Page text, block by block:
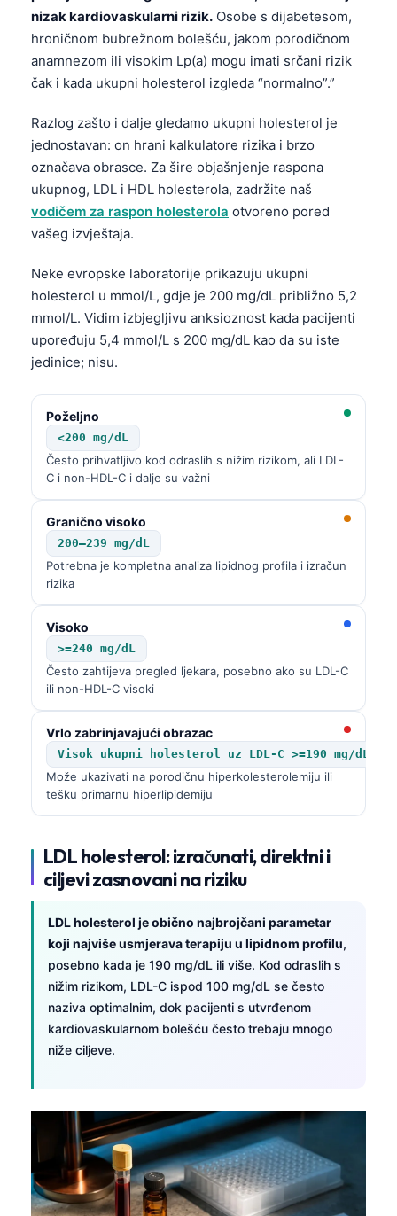
nizak kardiovaskularni rizik. Osobe s dijabetesom,
hroničnom bubrežnom bolešću, jakom porodičnom
anamnezom ili visokim Lp(a) mogu imati srčani rizik
čak i kada ukupni holesterol izgleda “normalno”.”
Razlog zašto i dalje gledamo ukupni holesterol je
jednostavan: on hrani kalkulatore rizika i brzo
označava obrasce. Za šire objašnjenje raspona
ukupnog, LDL i HDL holesterola, zadržite naš
vodičem za raspon holesterola otvoreno pored
vašeg izvještaja.
Neke evropske laboratorije prikazuju ukupni
holesterol u mmol/L, gdje je 200 mg/dL približno 5,2
mmol/L. Vidim izbjegljivu anksioznost kada pacijenti
upoređuju 5,4 mmol/L s 200 mg/dL kao da su iste
jedinice; nisu.
Poželjno
<200 mg/dL
Često prihvatljivo kod odraslih s nižim rizikom, ali LDL-
C i non-HDL-C i dalje su važni
Granično visoko
200–239 mg/dL
Potrebna je kompletna analiza lipidnog profila i izračun
rizika
Visoko
>=240 mg/dL
Često zahtijeva pregled ljekara, posebno ako su LDL-C
ili non-HDL-C visoki
Vrlo zabrinjavajući obrazac
Visok ukupni holesterol uz LDL-C >=190 mg/dL
Može ukazivati na porodičnu hiperkolesterolemiju ili
tešku primarnu hiperlipidemiju
LDL holesterol: izračunati, direktni i
ciljevi zasnovani na riziku
LDL holesterol je obično najbrojčani parametar
koji najviše usmjerava terapiju u lipidnom profilu,
posebno kada je 190 mg/dL ili više. Kod odraslih s
nižim rizikom, LDL-C ispod 100 mg/dL se često
naziva optimalnim, dok pacijenti s utvrđenom
kardiovaskularnom bolešću često trebaju mnogo
niže ciljeve.